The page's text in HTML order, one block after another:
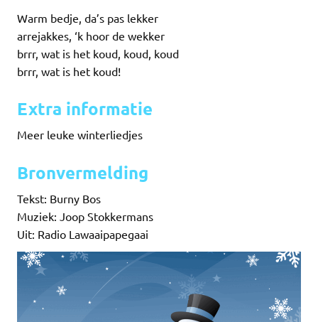
Warm bedje, da’s pas lekker
arrejakkes, ‘k hoor de wekker
brrr, wat is het koud, koud, koud
brrr, wat is het koud!
Extra informatie
Meer leuke winterliedjes
Bronvermelding
Tekst: Burny Bos
Muziek: Joop Stokkermans
Uit: Radio Lawaaipapegaai